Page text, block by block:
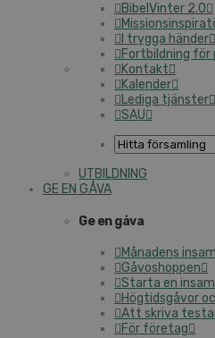
BibelVinter 2.0
I trygga händer
Fortbildning
Kontakt
Kalender
Lediga tjänster
SAU
UTBILDNING
GE EN GÅVA
Ge en gåva
Månadens
Gåvoshoppen
Starta en
Högtidsgåvor
Att skriva
För företag